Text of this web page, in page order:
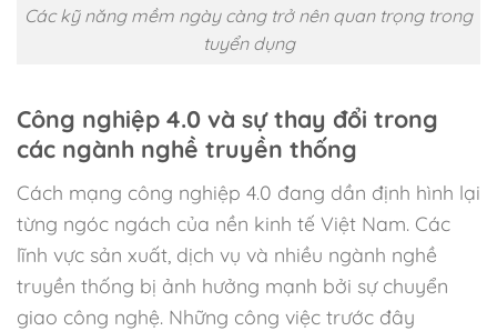
Các kỹ năng mềm ngày càng trở nên quan trọng trong
tuyển dụng
Công nghiệp 4.0 và sự thay đổi trong
các ngành nghề truyền thống
Cách mạng công nghiệp 4.0 đang dần định hình lại
từng ngóc ngách của nền kinh tế Việt Nam. Các
lĩnh vực sản xuất, dịch vụ và nhiều ngành nghề
truyền thống bị ảnh hưởng mạnh bởi sự chuyển
giao công nghệ. Những công việc trước đây